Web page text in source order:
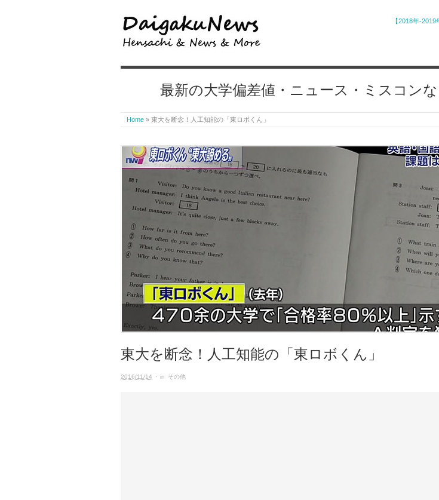
【2018年-
最新の大学偏差値・ニュース・ミスコン
Home » 東大を断念！人工知能の「東ロボくん」
東大を断念！人工知能の「東ロボくん」
2016/11/14 · in その他